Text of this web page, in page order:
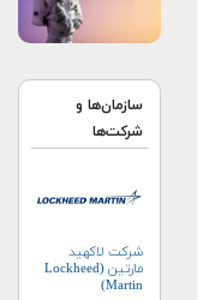
سازمان‌ها و
شرکت‌ها
شرکت لاکهید
مارتین (Lockheed
Martin)